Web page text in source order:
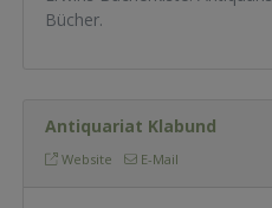
Bücher.
Antiquariat Klabund
Website E-Mail